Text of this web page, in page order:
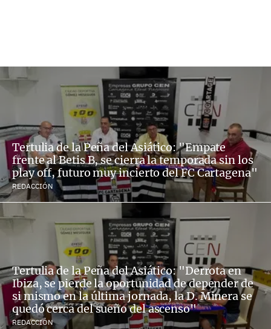
Tertulia de la Peña del Asiático: "Empate
frente al Betis B, se cierra la temporada sin los
play off, futuro muy incierto del FC Cartagena"
REDACCIÓN
Tertulia de la Peña del Asiático: "Derrota en
Ibiza, se pierde la oportunidad de depender de
si mismo en la última jornada, la D. Minera se
quedó cerca del sueño del ascenso"
REDACCIÓN